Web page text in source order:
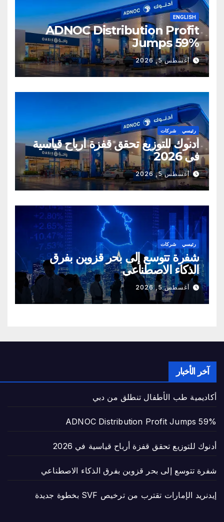
ENGLISH
ADNOC Distribution Profit
Jumps 59%
أغسطس 5, 2026
رئيسي شركات
أدنوك للتوزيع تحقق قفزة أرباح قياسية
في 2026
أغسطس 5, 2026
رئيسي شركات
شفرة تتوسع إلى بحر قزوين بفرق
الذكاء الاصطناعي
أغسطس 5, 2026
آخر الأخبار
أكاديمية طب الأطفال تنطلق من دبي
ADNOC Distribution Profit Jumps 59%
أدنوك للتوزيع تحقق قفزة أرباح قياسية في 2026
شفرة تتوسع إلى بحر قزوين بفرق الذكاء الاصطناعي
إيدنريد الإمارات تقترب من ترخيص SVF بخطوة جديدة